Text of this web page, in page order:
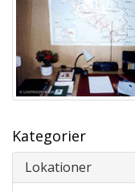
Kategorier
Lokationer